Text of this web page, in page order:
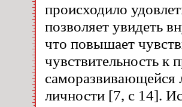
происходило
позволяет увидеть
что повышает
чувствительность к
саморазвивающейся
личности [7, c 14].